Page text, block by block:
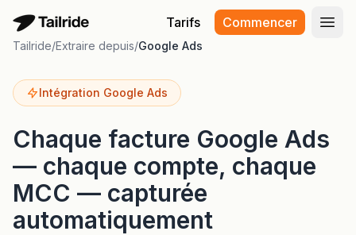
Tarifs Commencer
Tailride/Extraire depuis/Google Ads
Intégration Google Ads
Chaque facture Google Ads
— chaque compte, chaque
MCC — capturée
automatiquement